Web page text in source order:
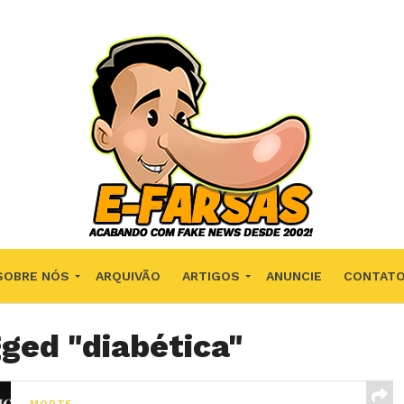
NÓS ARQUIVÃO ARTIGOS ANUNCIE CONTATO
"diabética"